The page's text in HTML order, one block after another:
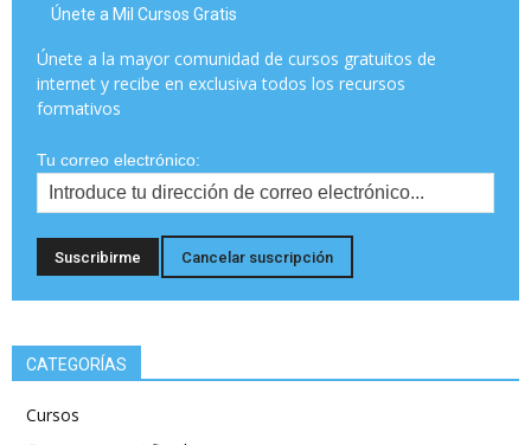
Únete a Mil Cursos Gratis
Únete a la mayor comunidad de cursos gratuitos de
internet y recibe en exclusiva todos los recursos
formativos
Tu correo electrónico:
CATEGORÍAS
Cursos